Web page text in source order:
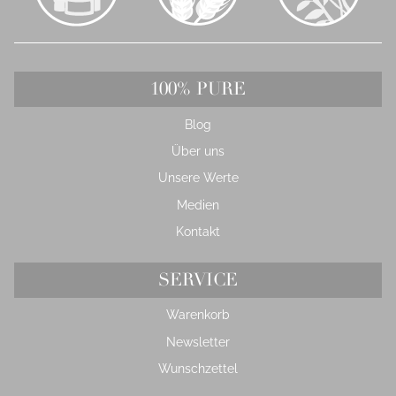
100% PURE
Blog
Über uns
Unsere Werte
Medien
Kontakt
SERVICE
Warenkorb
Newsletter
Wunschzettel